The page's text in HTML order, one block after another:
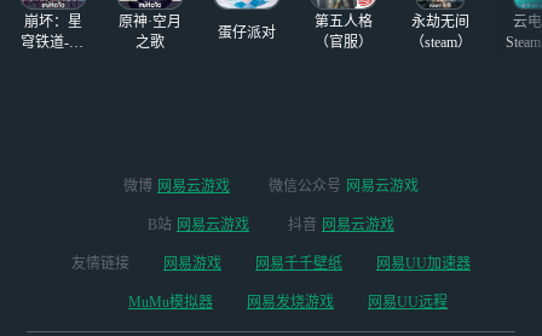
崩坏：星
穹铁道-4.4
原神·空月
之歌
蛋仔派对
第五人格
（官服）
永劫无间
（steam）
云
微博 网易云游戏 微信公众号 网易云游戏
B站 网易云游戏 抖音 网易云游戏
友情链接 网易游戏 网易千千壁纸 网易UU加速器
MuMu模拟器 网易发烧游戏 网易UU远程